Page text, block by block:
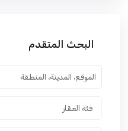
البحث المتقدم
فئة العقار